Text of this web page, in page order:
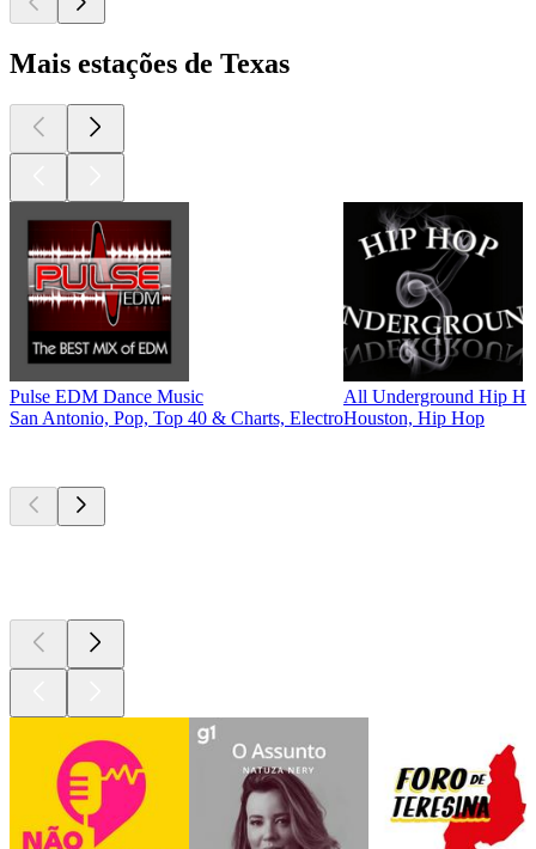
Mais estações de Texas
Pulse EDM Dance Music
San Antonio, Pop, Top 40 & Charts, Electro
All Underground Hip
Houston, Hip Hop